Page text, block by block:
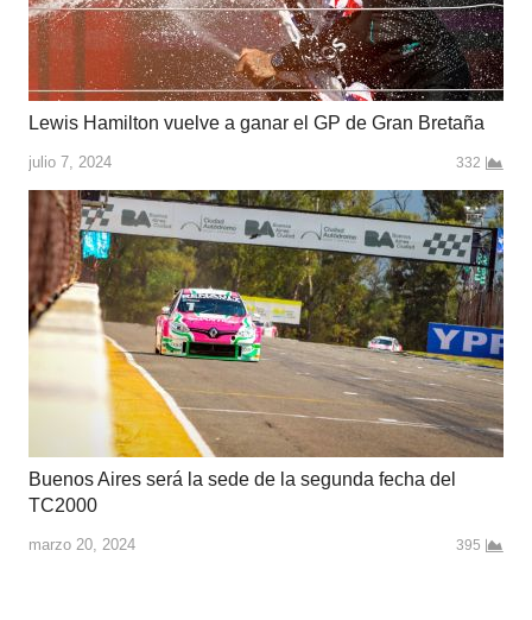
Lewis Hamilton vuelve a ganar el GP de Gran Bretaña
julio 7, 2024 332
Buenos Aires será la sede de la segunda fecha del
TC2000
marzo 20, 2024 395